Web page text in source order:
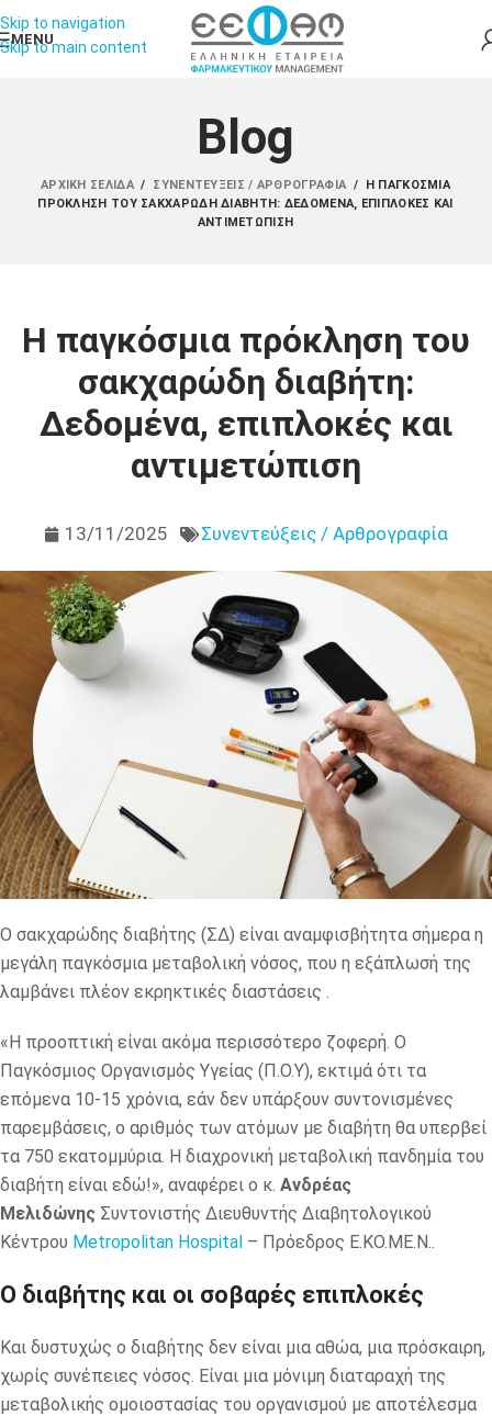
Skip to navigation
Skip to main content
MENU
Blog
ΑΡΧΙΚΉ ΣΕΛΊΔΑ / ΣΥΝΕΝΤΕΎΞΕΙΣ / ΑΡΘΡΟΓΡΑΦΊΑ /
Η ΠΑΓΚΌΣΜΙΑ
ΠΡΌΚΛΗΣΗ ΤΟΥ ΣΑΚΧΑΡΏΔΗ ΔΙΑΒΉΤΗ: ΔΕΔΟΜΈΝΑ, ΕΠΙΠΛΟΚΈΣ ΚΑΙ
ΑΝΤΙΜΕΤΏΠΙΣΗ
Η παγκόσμια πρόκληση του
σακχαρώδη διαβήτη:
Δεδομένα, επιπλοκές και
αντιμετώπιση
13/11/2025 Συνεντεύξεις / Αρθρογραφία
Ο σακχαρώδης διαβήτης (ΣΔ) είναι αναμφισβήτητα σήμερα η
μεγάλη παγκόσμια μεταβολική νόσος, που η εξάπλωσή της
λαμβάνει πλέον εκρηκτικές διαστάσεις .
«Η προοπτική είναι ακόμα περισσότερο ζοφερή. Ο
Παγκόσμιος Οργανισμός Υγείας (Π.Ο.Υ), εκτιμά ότι τα
επόμενα 10-15 χρόνια, εάν δεν υπάρξουν συντονισμένες
παρεμβάσεις, ο αριθμός των ατόμων με διαβήτη θα υπερβεί
τα 750 εκατομμύρια. Η διαχρονική μεταβολική πανδημία του
διαβήτη είναι εδώ!», αναφέρει ο κ. Ανδρέας
Μελιδώνης Συντονιστής Διευθυντής Διαβητολογικού
Κέντρου Metropolitan Hospital – Πρόεδρος Ε.ΚΟ.ΜΕ.Ν..
Ο διαβήτης και οι σοβαρές επιπλοκές
Και δυστυχώς ο διαβήτης δεν είναι μια αθώα, μια πρόσκαιρη,
χωρίς συνέπειες νόσος. Είναι μια μόνιμη διαταραχή της
μεταβολικής ομοιοστασίας του οργανισμού με αποτέλεσμα